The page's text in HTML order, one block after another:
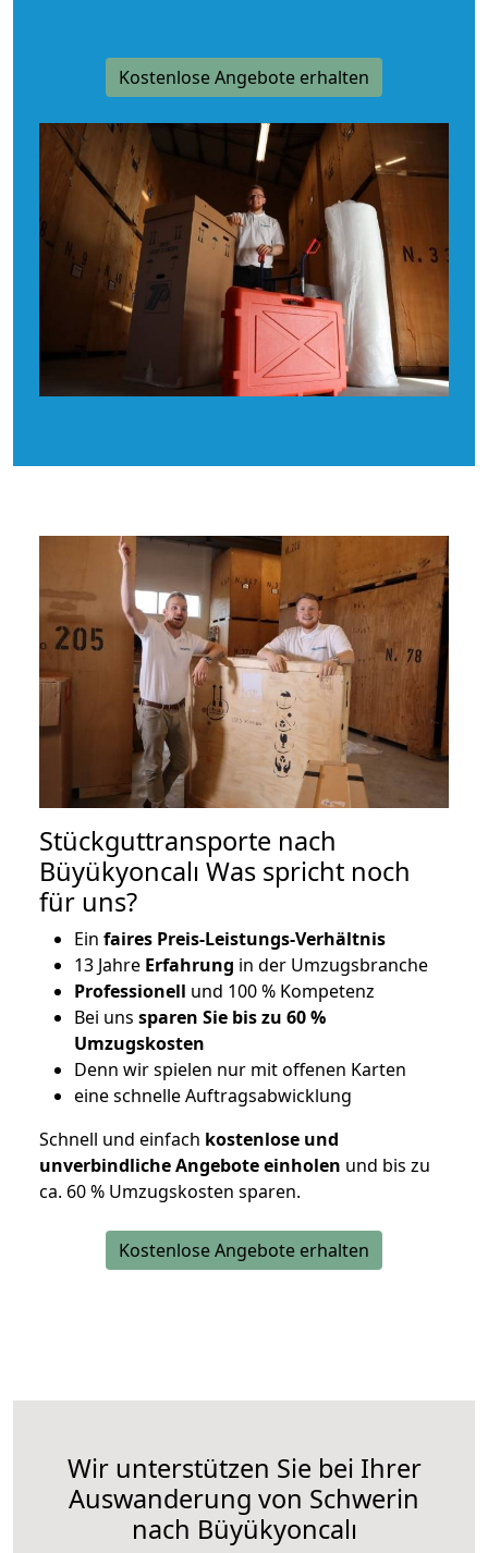
Kostenlose Angebote erhalten
Stückguttransporte nach
Büyükyoncalı Was spricht noch
für uns?
Ein faires Preis-Leistungs-Verhältnis
13 Jahre Erfahrung in der Umzugsbranche
Professionell und 100 % Kompetenz
Bei uns sparen Sie bis zu 60 %
Umzugskosten
Denn wir spielen nur mit offenen Karten
eine schnelle Auftragsabwicklung
Schnell und einfach kostenlose und
unverbindliche Angebote einholen und bis zu
ca. 60 % Umzugskosten sparen.
Kostenlose Angebote erhalten
Wir unterstützen Sie bei Ihrer
Auswanderung von Schwerin
nach Büyükyoncalı